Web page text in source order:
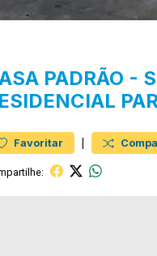
PADRÃO -
Favoritar |